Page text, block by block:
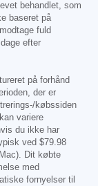
behandlet, som
baseret på
fuld
efter
på forhånd
der er
købssiden
variere
du ikke har
ved $79.98
Dit købte
med
fornyelser til